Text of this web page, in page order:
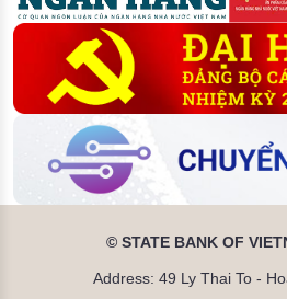
© STATE BANK OF
Address: 49 Ly Thai To -